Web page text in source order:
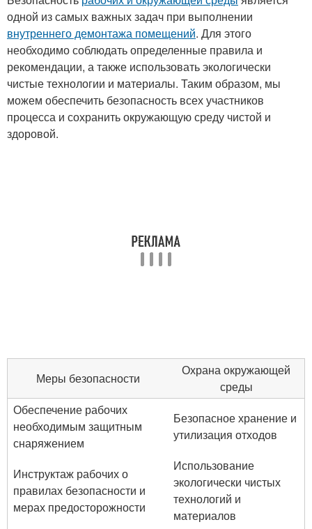
одной из самых важных задач при выполнении
внутреннего демонтажа помещений. Для этого
необходимо соблюдать определенные правила и
рекомендации, а также использовать экологически
чистые технологии и материалы. Таким образом, мы
можем обеспечить безопасность всех участников
процесса и сохранить окружающую среду чистой и
здоровой.
Меры безопасности
Охрана окружающей
среды
Обеспечение рабочих
необходимым защитным
снаряжением
Безопасное хранение и
утилизация отходов
Инструктаж рабочих о
правилах безопасности и
мерах предосторожности
Использование
экологически чистых
технологий и
материалов